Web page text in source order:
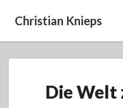
Christian Knieps
Die Welt